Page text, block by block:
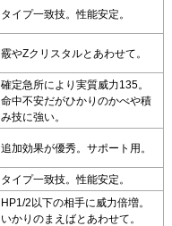
タイプ一致技。性能安定。
霰やZクリスタルとあわせて。
確定急所により実質威力135。
命中不安だがひかりのかべや積
み技に強い。
追加効果が優秀。サポート用。
タイプ一致技。性能安定。
HP1/2以下の相手に威力倍増。
いかりのまえばとあわせて。